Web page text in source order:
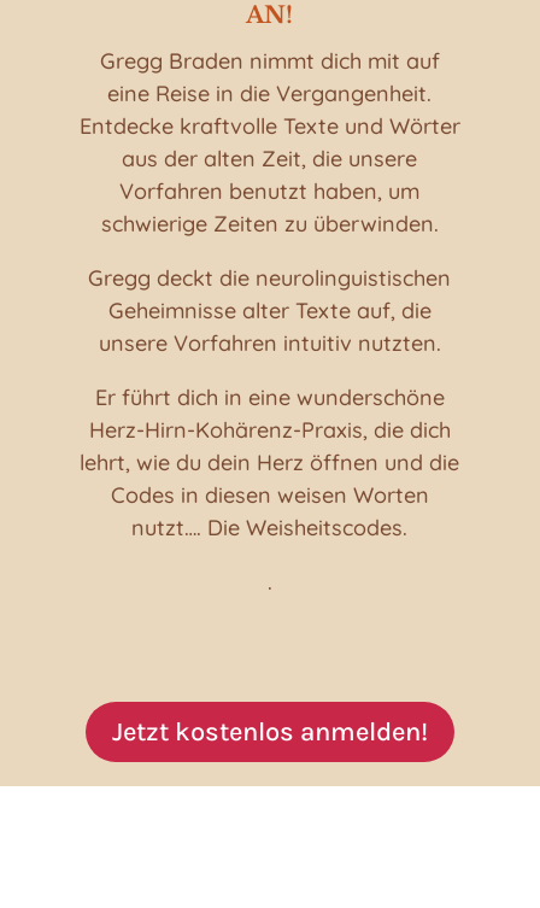
AN!
Gregg Braden nimmt dich mit auf
eine Reise in die Vergangenheit.
Entdecke kraftvolle Texte und Wörter
aus der alten Zeit, die unsere
Vorfahren benutzt haben, um
schwierige Zeiten zu überwinden.
Gregg deckt die neurolinguistischen
Geheimnisse alter Texte auf, die
unsere Vorfahren intuitiv nutzten.
Er führt dich in eine wunderschöne
Herz-Hirn-Kohärenz-Praxis, die dich
lehrt, wie du dein Herz öffnen und die
Codes in diesen weisen Worten
nutzt…. Die Weisheitscodes.
.
Jetzt kostenlos anmelden!